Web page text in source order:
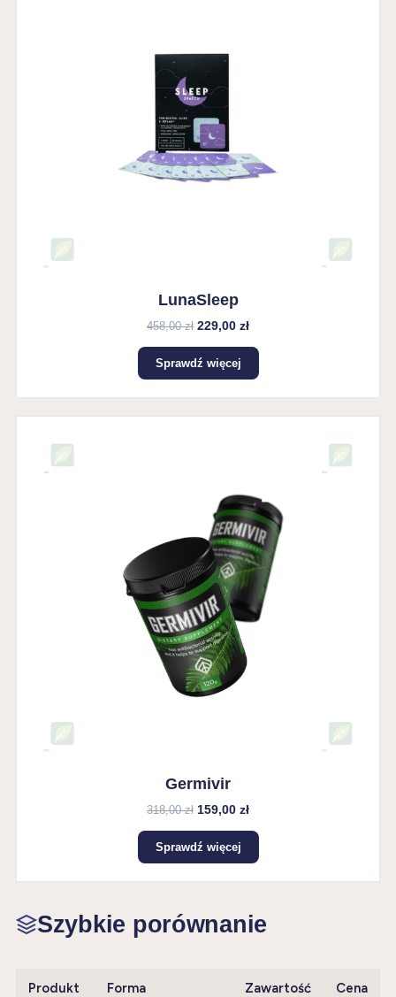
LunaSleep
458,00 zł 229,00 zł
Sprawdź więcej
Germivir
318,00 zł 159,00 zł
Sprawdź więcej
Szybkie porównanie
Produkt Forma Zawartość Cena